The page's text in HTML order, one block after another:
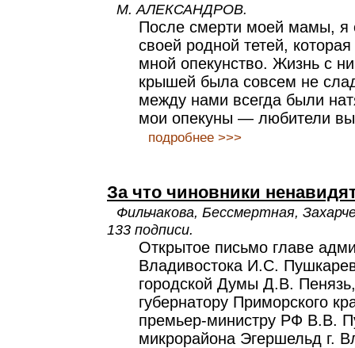
М. АЛЕКСАНДРОВ.
После смерти моей мамы, я
своей родной тетей,
мной опекунство. Жизнь с
крышей была совсем не
между нами всегда были
мои опекуны — любители
подробнее >>>
За что чиновники
Фильчакова, Бессмертная,
133 подписи.
Открытое письмо главе
Владивостока И.С.
городской Думы Д.В.
губернатору Приморского
премьер-министру РФ В.В.
микрорайона Эгершельд г.